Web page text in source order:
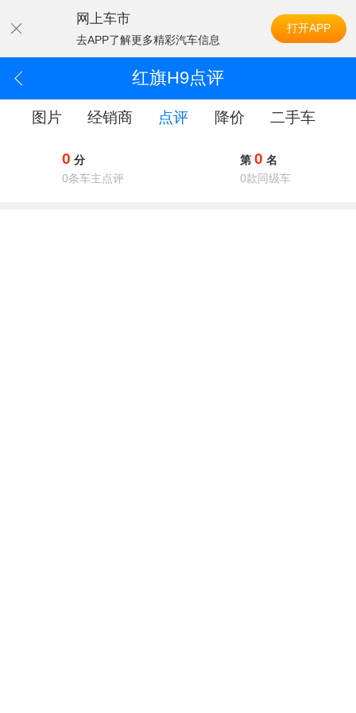
网上车市
去APP了解更多精彩汽车信息
打开APP
红旗H9点评
图片 经销商 点评 降价 二手车
0 分
0条车主点评
第 0 名
0款同级车